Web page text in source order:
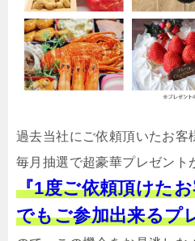
過去当社にご依頼頂いたお客
毎月抽選で超豪華プレゼント
『1度ご依頼頂けた
でもご参加出来るプ